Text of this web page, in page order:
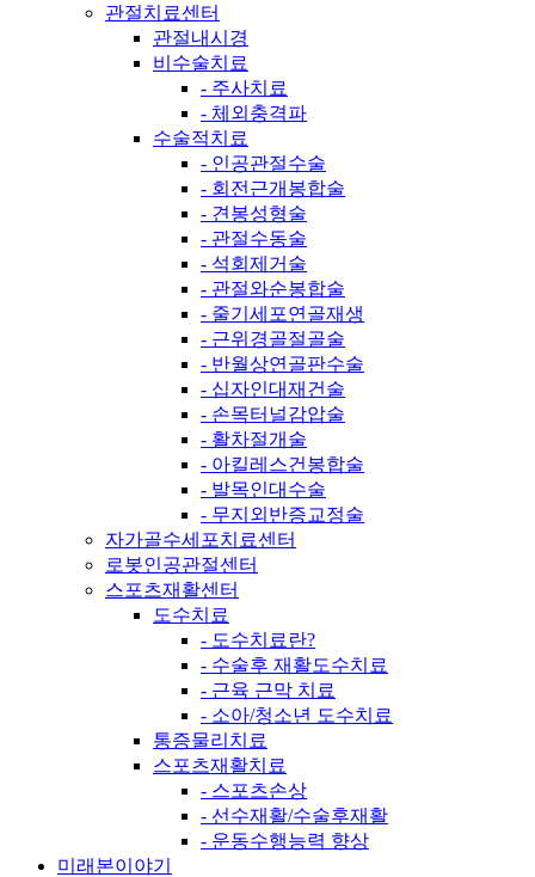
관절치료센터
관절내시경
비수술치료
- 주사치료
- 체외충격파
수술적치료
- 인공관절수술
- 회전근개봉합술
- 견봉성형술
- 관절수동술
- 석회제거술
- 관절와순봉합술
- 줄기세포연골재생
- 근위경골절골술
- 반월상연골판수술
- 십자인대재건술
- 손목터널감압술
- 활차절개술
- 아킬레스건봉합술
- 발목인대수술
- 무지외반증교정술
자가골수세포치료센터
로봇인공관절센터
스포츠재활센터
도수치료
- 도수치료란?
- 수술후 재활도수치료
- 근육 근막 치료
- 소아/청소년 도수치료
통증물리치료
스포츠재활치료
- 스포츠손상
- 선수재활/수술후재활
- 운동수행능력 향상
미래본이야기